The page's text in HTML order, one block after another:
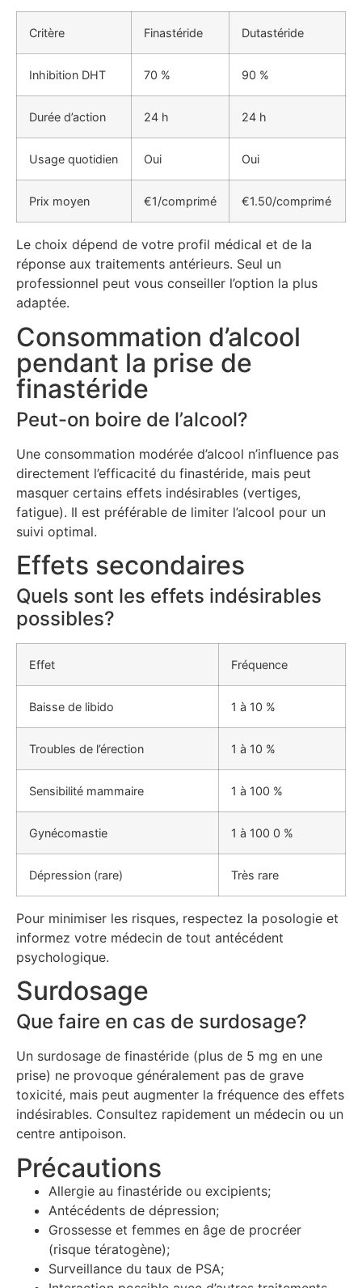
Critère Finastéride Dutastéride
Inhibition DHT 70 % 90 %
Durée d’action 24 h 24 h
Usage quotidien Oui Oui
Prix moyen €1/comprimé €1.50/comprimé
Le choix dépend de votre profil médical et de la
réponse aux traitements antérieurs. Seul un
professionnel peut vous conseiller l’option la plus
adaptée.
Consommation d’alcool
pendant la prise de
finastéride
Peut-on boire de l’alcool?
Une consommation modérée d’alcool n’influence pas
directement l’efficacité du finastéride, mais peut
masquer certains effets indésirables (vertiges,
fatigue). Il est préférable de limiter l’alcool pour un
suivi optimal.
Effets secondaires
Quels sont les effets indésirables
possibles?
Effet Fréquence
Baisse de libido 1 à 10 %
Troubles de l’érection 1 à 10 %
Sensibilité mammaire 1 à 100 %
Gynécomastie 1 à 100 0 %
Dépression (rare) Très rare
Pour minimiser les risques, respectez la posologie et
informez votre médecin de tout antécédent
psychologique.
Surdosage
Que faire en cas de surdosage?
Un surdosage de finastéride (plus de 5 mg en une
prise) ne provoque généralement pas de grave
toxicité, mais peut augmenter la fréquence des effets
indésirables. Consultez rapidement un médecin ou un
centre antipoison.
Précautions
Allergie au finastéride ou excipients;
Antécédents de dépression;
Grossesse et femmes en âge de procréer
(risque tératogène);
Surveillance du taux de PSA;